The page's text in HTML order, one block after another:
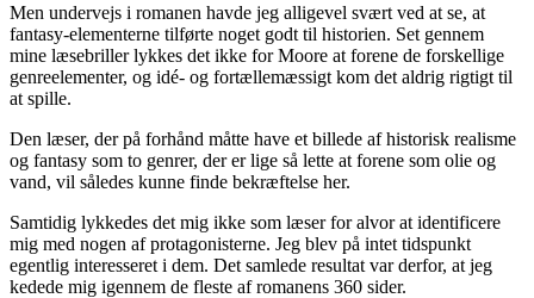
Men undervejs i romanen havde jeg alligevel svært ved at se, at
fantasy-elementerne tilførte noget godt til historien. Set gennem
mine læsebriller lykkes det ikke for Moore at forene de forskellige
genreelementer, og idé- og fortællemæssigt kom det aldrig rigtigt til
at spille.
Den læser, der på forhånd måtte have et billede af historisk realisme
og fantasy som to genrer, der er lige så lette at forene som olie og
vand, vil således kunne finde bekræftelse her.
Samtidig lykkedes det mig ikke som læser for alvor at identificere
mig med nogen af protagonisterne. Jeg blev på intet tidspunkt
egentlig interesseret i dem. Det samlede resultat var derfor, at jeg
kedede mig igennem de fleste af romanens 360 sider.